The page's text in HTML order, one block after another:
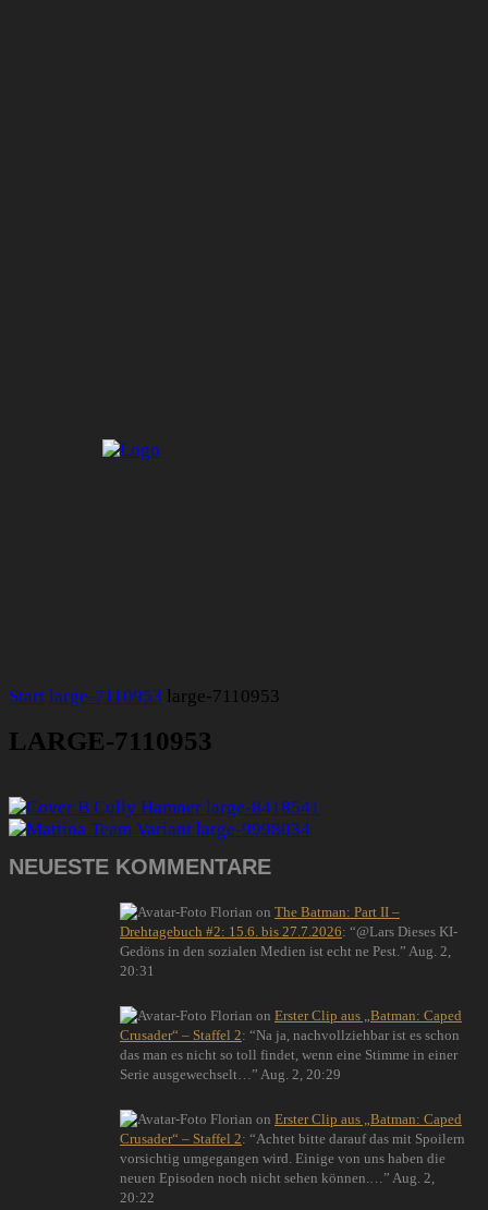
Start large-7110953 large-7110953
LARGE-7110953
NEUESTE KOMMENTARE
Florian on The Batman: Part II –
Drehtagebuch #2: 15.6. bis 27.7.2026: “@Lars Dieses KI-
Gedöns in den sozialen Medien ist echt ne Pest. ” Aug. 2,
20:31
Florian on Erster Clip aus „Batman: Caped
Crusader“ – Staffel 2: “Na ja, nachvollziehbar ist es schon
das man es nicht so toll findet, wenn eine Stimme in einer
Serie ausgewechselt… ” Aug. 2, 20:29
Florian on Erster Clip aus „Batman: Caped
Crusader“ – Staffel 2: “Achtet bitte darauf das mit Spoilern
vorsichtig umgegangen wird. Einige von uns haben die
neuen Episoden noch nicht sehen können.… ” Aug. 2,
20:22